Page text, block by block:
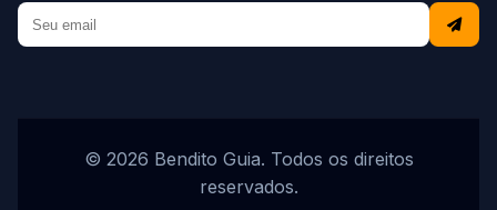
© 2026 Bendito Guia. Todos os direitos
reservados.